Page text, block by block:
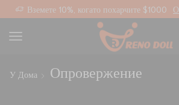
Вземете 10%, когато похарчите $1000
У Дома Опровержение